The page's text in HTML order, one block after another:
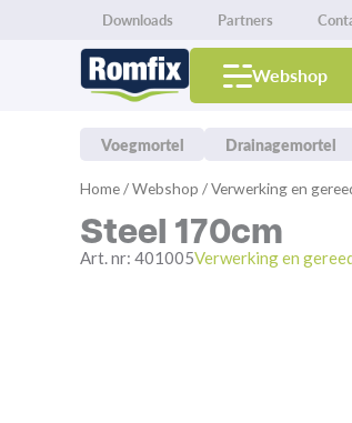
Downloads Partners
Webshop
Voegmortel Drainagemortel
Home/Webshop /Verwerking en
Steel 170cm
Art. nr: 401005Verwerking en